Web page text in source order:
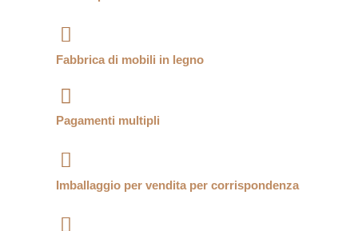
Fabbrica di mobili in legno
Pagamenti multipli
Imballaggio per vendita per corrispondenza